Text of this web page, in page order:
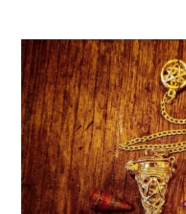
AGGIUNGI AL CARRELLO